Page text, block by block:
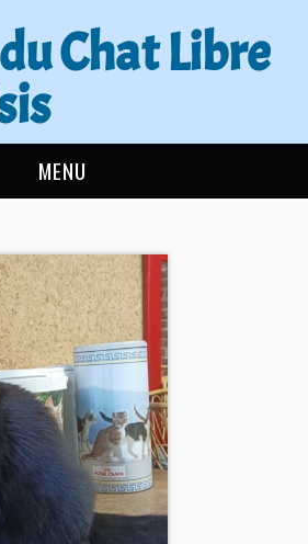
Chat Libre
MENU